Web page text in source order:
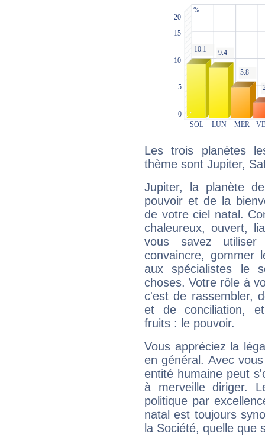
Les trois planètes
thème sont Jupiter,
Jupiter, la planète
pouvoir et de la
de votre ciel natal.
chaleureux, ouvert,
vous savez
convaincre, gommer
aux spécialistes le
choses. Votre rôle à
c'est de rassembler,
et de conciliation,
fruits : le pouvoir.
Vous appréciez la
en général. Avec
entité humaine peut
à merveille diriger.
politique par
natal est toujours
la Société, quelle que